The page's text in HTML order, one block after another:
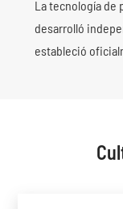
La tecnología de
desarrolló
estableció